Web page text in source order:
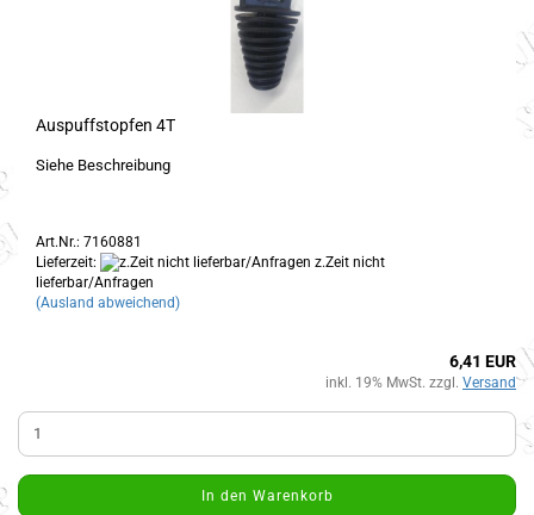
Auspuffstopfen 4T
Siehe Beschreibung
Art.Nr.: 7160881
Lieferzeit:
z.Zeit nicht
lieferbar/Anfragen
(Ausland abweichend)
6,41 EUR
inkl. 19% MwSt. zzgl. Versand
In den Warenkorb